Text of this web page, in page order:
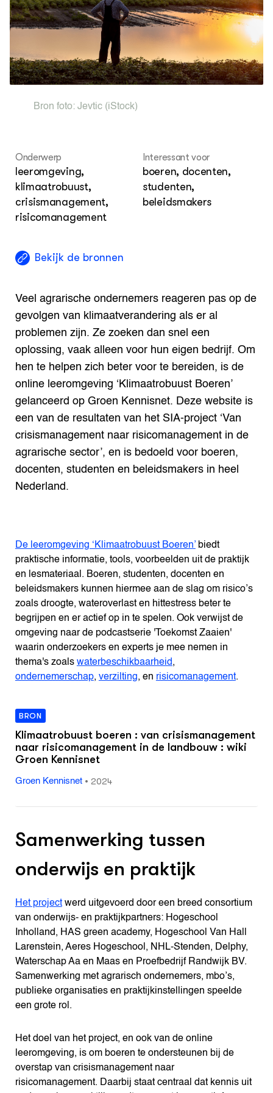
Agenda
Dossiers
ZIE OOK
Leermateriaal op niveau
Projecten
In de regio
ONZE PARTNER
Kennisportaal Boerenlandvogels
Bron foto: Jevtic(iStock)
Onderwerp
leeromgeving,
klimaatrobuust,
crisismanagement,
risicomanagement
Interessant voor
boeren, docenten,
studenten,
beleidsmakers
Bekijk de bronnen
Veel agrarische ondernemers reageren pas op de
gevolgen van klimaatverandering als er al
problemen zijn. Ze zoeken dan snel een
oplossing, vaak alleen voor hun eigen bedrijf. Om
hen te helpen zich beter voor te bereiden, is de
online leeromgeving ‘Klimaatrobuust Boeren’
gelanceerd op Groen Kennisnet. Deze website is
een van de resultaten van het SIA-project ‘Van
crisismanagement naar risicomanagement in de
agrarische sector’, en is bedoeld voor boeren,
docenten, studenten en beleidsmakers in heel
Nederland.
De leeromgeving ‘Klimaatrobuust Boeren’biedt
praktische informatie, tools, voorbeelden uit de praktijk
en lesmateriaal. Boeren, studenten, docenten en
beleidsmakers kunnen hiermee aan de slag om risico’s
zoals droogte, wateroverlast en hittestress beter te
begrijpen en er actief op in te spelen. Ook verwijst de
omgeving naar de podcastserie 'Toekomst Zaaien'
waarin onderzoekers en experts je mee nemen in
thema's zoals waterbeschikbaarheid,
ondernemerschap, verzilting, en risicomanagement.
BRON
Klimaatrobuust boeren : van crisismanagement
naar risicomanagement in de landbouw : wiki
Groen Kennisnet
Groen Kennisnet• 2024
Samenwerking tussen
onderwijs en praktijk
Het projectwerd uitgevoerd door een breed consortium
van onderwijs- en praktijkpartners: Hogeschool
Inholland, HAS green academy, Hogeschool Van Hall
Larenstein, Aeres Hogeschool, NHL-Stenden, Delphy,
Waterschap Aa en Maas en Proefbedrijf Randwijk BV.
Samenwerking met agrarisch ondernemers, mbo’s,
publieke organisaties en praktijkinstellingen speelde
een grote rol.
Het doel van het project, en ook van de online
leeromgeving, is om boeren te ondersteunen bij de
overstap van crisismanagement naar
risicomanagement. Daarbij staat centraal dat kennis uit